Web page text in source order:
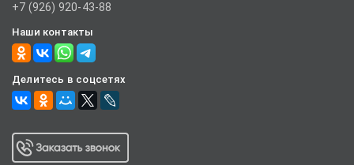
+7 (926) 920-43-88
Наши контакты
Делитесь в соцсетях